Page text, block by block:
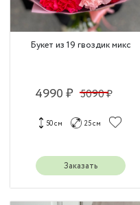
Букет из 19 гвоздик микс
4990 ₽ 5090 ₽
50 см 25 см
Заказать